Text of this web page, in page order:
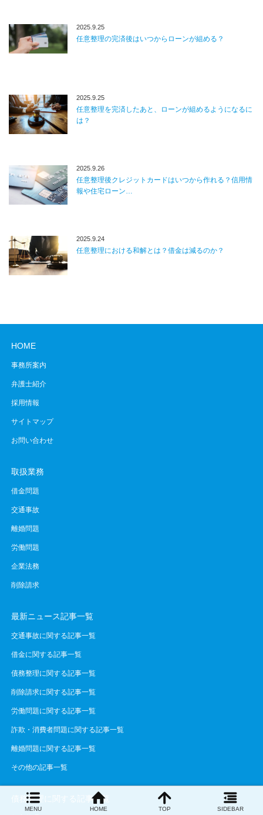
2025.9.25
任意整理の完済後はいつからローンが組める？
2025.9.25
任意整理を完済したあと、ローンが組めるようになるに
は？
2025.9.26
任意整理後クレジットカードはいつから作れる？信用情
報や住宅ローン…
2025.9.24
任意整理における和解とは？借金は減るのか？
HOME
事務所案内
弁護士紹介
採用情報
サイトマップ
お問い合わせ
取扱業務
借金問題
交通事故
離婚問題
労働問題
企業法務
削除請求
最新ニュース記事一覧
交通事故に関する記事一覧
借金に関する記事一覧
債務整理に関する記事一覧
削除請求に関する記事一覧
労働問題に関する記事一覧
詐欺・消費者問題に関する記事一覧
離婚問題に関する記事一覧
その他の記事一覧
債務整理に関する記事一覧
MENU HOME TOP SIDEBAR